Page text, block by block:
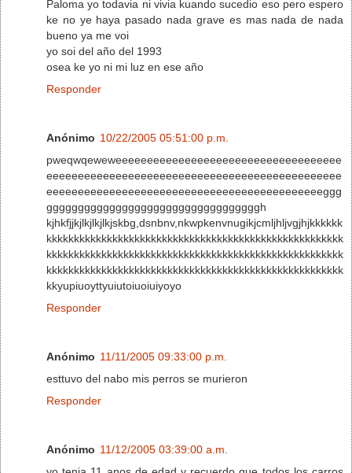
Paloma yo todavia ni vivia kuando sucedio eso pero espero
ke no ye haya pasado nada grave es mas nada de nada
bueno ya me voi
yo soi del año del 1993
osea ke yo ni mi luz en ese año
Responder
Anónimo 10/22/2005 05:51:00 p.m.
pweqwqeweweeeeeeeeeeeeeeeeeeeeeeeeeeeeeeeeeeee
eeeeeeeeeeeeeeeeeeeeeeeeeeeeeeeeeeeeeeeeeeeeeee
eeeeeeeeeeeeeeeeeeeeeeeeeeeeeeeeeeeeeeeeeeeeggg
ggggggggggggggggggggggggggggggggggh
kjhkfjjkjlkjlkjlkjskbg,dsnbnv,nkwpkenvnugikjcmljhljvgjhjkkkkkk
kkkkkkkkkkkkkkkkkkkkkkkkkkkkkkkkkkkkkkkkkkkkkkkkkkkkkk
kkkkkkkkkkkkkkkkkkkkkkkkkkkkkkkkkkkkkkkkkkkkkkkkkkkkkk
kkkkkkkkkkkkkkkkkkkkkkkkkkkkkkkkkkkkkkkkkkkkkkkkkkkkkk
kkyupiuoyttyuiutoiuoiuiyoyo
Responder
Anónimo 11/11/2005 09:33:00 p.m.
esttuvo del nabo mis perros se murieron
Responder
Anónimo 11/12/2005 03:39:00 a.m.